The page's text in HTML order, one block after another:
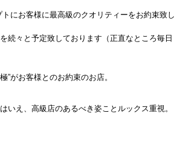
トにお客様に最高級のクオリティーをお約束致し
続々と予定致しております（正直なところ毎日
”がお客様とのお約束のお店。
いえ、高級店のあるべき姿ことルックス重視。